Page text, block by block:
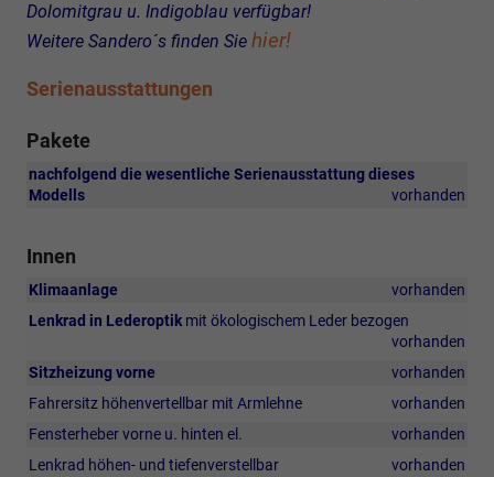
Dolomitgrau u. Indigoblau verfügbar!
Weitere Sandero´s finden Sie hier!
Serienausstattungen
Pakete
nachfolgend die wesentliche Serienausstattung dieses
Modells
vorhanden
Innen
Klimaanlage
vorhanden
Lenkrad in Lederoptikmit ökologischem Leder bezogen
vorhanden
Sitzheizung vorne
vorhanden
Fahrersitz höhenvertellbar mit Armlehne
vorhanden
Fensterheber vorne u. hinten el.
vorhanden
Lenkrad höhen- und tiefenverstellbar
vorhanden